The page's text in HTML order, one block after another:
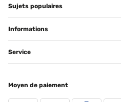
Sujets populaires
Informations
Service
Moyen de paiement